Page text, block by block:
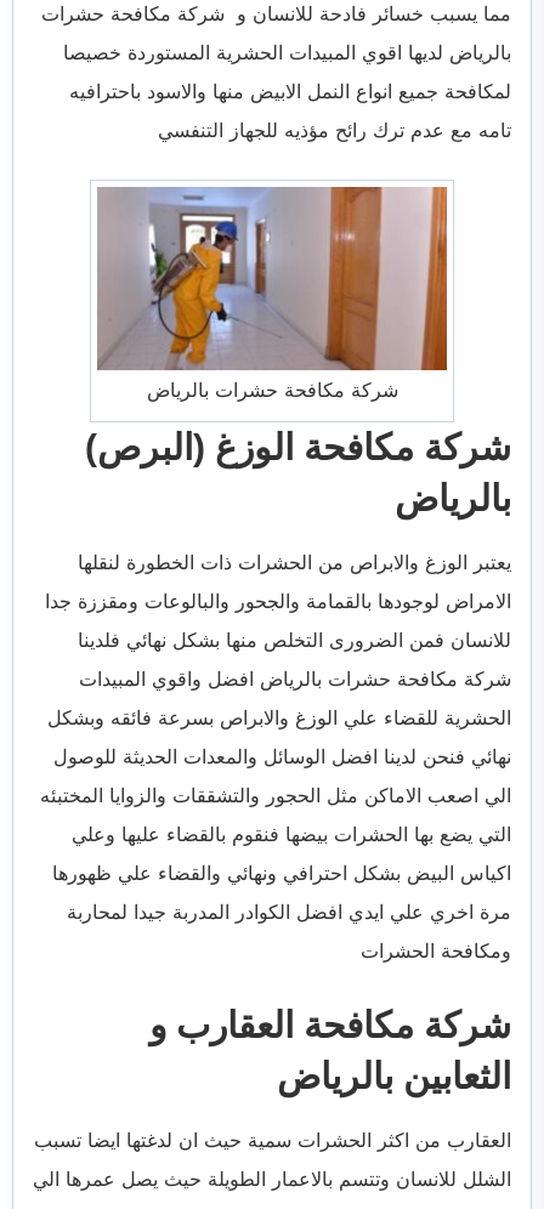
مما يسبب خسائر فادحة للانسان و شركة مكافحة حشرات
بالرياض لديها اقوي المبيدات الحشرية المستوردة خصيصا
لمكافحة جميع انواع النمل الابيض منها والاسود باحترافيه
تامه مع عدم ترك رائح مؤذيه للجهاز التنفسي
شركة مكافحة حشرات بالرياض
شركة مكافحة الوزغ (البرص)
بالرياض
يعتبر الوزغ والابراص من الحشرات ذات الخطورة لنقلها
الامراض لوجودها بالقمامة والجحور والبالوعات ومقززة جدا
للانسان فمن الضرورى التخلص منها بشكل نهائي فلدينا
شركة مكافحة حشرات بالرياض افضل واقوي المبيدات
الحشرية للقضاء علي الوزغ والابراص بسرعة فائقه وبشكل
نهائي فنحن لدينا افضل الوسائل والمعدات الحديثة للوصول
الي اصعب الاماكن مثل الحجور والتشققات والزوايا المختبئه
التي يضع بها الحشرات بيضها فنقوم بالقضاء عليها وعلي
اكياس البيض بشكل احترافي ونهائي والقضاء علي ظهورها
مرة اخري علي ايدي افضل الكوادر المدربة جيدا لمحاربة
ومكافحة الحشرات
شركة مكافحة العقارب و
الثعابين بالرياض
العقارب من اكثر الحشرات سمية حيث ان لدغتها ايضا تسبب
الشلل للانسان وتتسم بالاعمار الطويلة حيث يصل عمرها الي